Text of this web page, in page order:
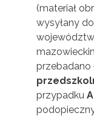
(materiał
wysyłany
przebadano
przypadku